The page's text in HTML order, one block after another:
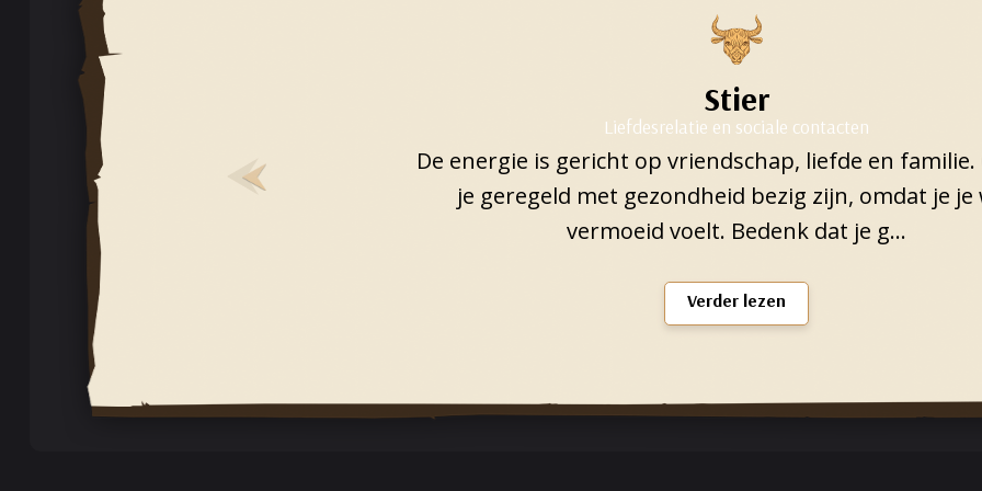
Stier
Liefdesrelatie en sociale contacten
De energie is gericht op vriendschap, liefde en familie.
je geregeld met gezondheid bezig zijn, omdat je je
vermoeid voelt. Bedenk dat je g...
Verder lezen